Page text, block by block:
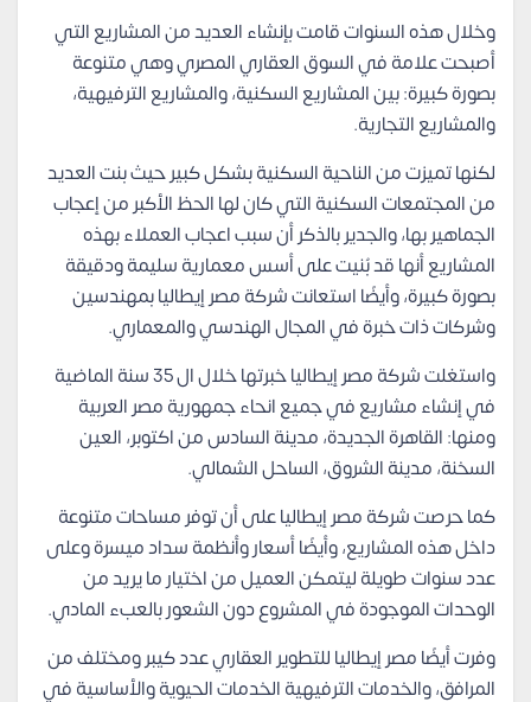
وخلال هذه السنوات قامت بإنشاء العديد من المشاريع التي
أصبحت علامة في السوق العقاري المصري وهي متنوعة
بصورة كبيرة: بين المشاريع السكنية، والمشاريع الترفيهية،
والمشاريع التجارية.
لكنها تميزت من الناحية السكنية بشكل كبير حيث بنت العديد
من المجتمعات السكنية التي كان لها الحظ الأكبر من إعجاب
الجماهير بها، والجدير بالذكر أن سبب اعجاب العملاء بهذه
المشاريع أنها قد بُنيت على أسس معمارية سليمة ودقيقة
بصورة كبيرة، وأيضًا استعانت شركة مصر إيطاليا بمهندسين
وشركات ذات خبرة في المجال الهندسي والمعماري.
واستغلت شركة مصر إيطاليا خبرتها خلال ال 35 سنة الماضية
في إنشاء مشاريع في جميع انحاء جمهورية مصر العربية
ومنها: القاهرة الجديدة، مدينة السادس من اكتوبر، العين
السخنة، مدينة الشروق، الساحل الشمالي.
كما حرصت شركة مصر إيطاليا على أن توفر مساحات متنوعة
داخل هذه المشاريع، وأيضًا أسعار وأنظمة سداد ميسرة وعلى
عدد سنوات طويلة ليتمكن العميل من اختيار ما يريد من
الوحدات الموجودة في المشروع دون الشعور بالعبء المادي.
وفرت أيضًا مصر إيطاليا للتطوير العقاري عدد كيبر ومختلف من
المرافق، والخدمات الترفيهية الخدمات الحيوية والأساسية في